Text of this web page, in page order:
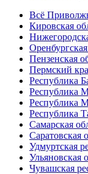
Всё
Кировская
Пензенская
Пермский
Республика
Республика
Республика
Республика
Самарская
Саратовская
Удмуртская
Ульяновская
Чувашская